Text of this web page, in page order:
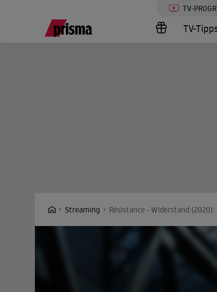
TV-
TV-
Streaming Résistance - Widerstand